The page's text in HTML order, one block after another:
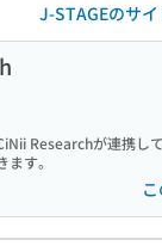
J-STAGEのサ
Researchが連携し
す。